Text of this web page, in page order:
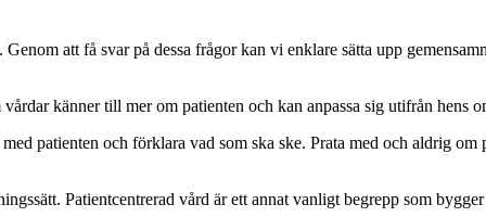
att få svar på dessa frågor kan vi enklare sätta upp
känner till mer om patienten och kan anpassa sig utifrån hens
patienten och förklara vad som ska ske. Prata med och aldrig
Patientcentrerad vård är ett annat vanligt begrepp som